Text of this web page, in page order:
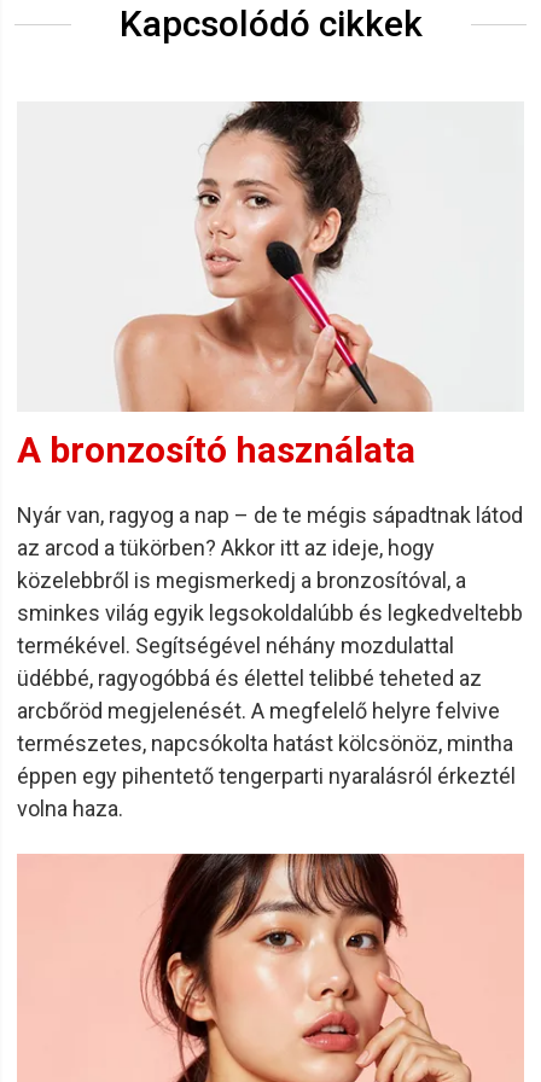
Kapcsolódó cikkek
A bronzosító használata
Nyár van, ragyog a nap – de te mégis sápadtnak látod
az arcod a tükörben? Akkor itt az ideje, hogy
közelebbről is megismerkedj a bronzosítóval, a
sminkes világ egyik legsokoldalúbb és legkedveltebb
termékével. Segítségével néhány mozdulattal
üdébbé, ragyogóbbá és élettel telibbé teheted az
arcbőröd megjelenését. A megfelelő helyre felvive
természetes, napcsókolta hatást kölcsönöz, mintha
éppen egy pihentető tengerparti nyaralásról érkeztél
volna haza.